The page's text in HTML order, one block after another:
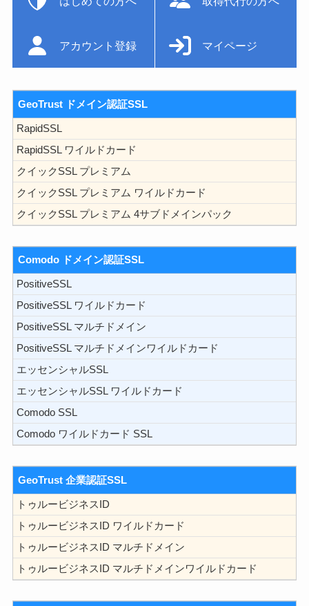
アカウント登録 マイページ
GeoTrust ドメイン認証SSL
RapidSSL
RapidSSL ワイルドカード
クイックSSL プレミアム
クイックSSL プレミアム ワイルドカード
クイックSSL プレミアム 4サブドメインパック
Comodo ドメイン認証SSL
PositiveSSL
PositiveSSL ワイルドカード
PositiveSSL マルチドメイン
PositiveSSL マルチドメインワイルドカード
エッセンシャルSSL
エッセンシャルSSL ワイルドカード
Comodo SSL
Comodo ワイルドカード SSL
GeoTrust 企業認証SSL
トゥルービジネスID
トゥルービジネスID ワイルドカード
トゥルービジネスID マルチドメイン
トゥルービジネスID マルチドメインワイルドカード